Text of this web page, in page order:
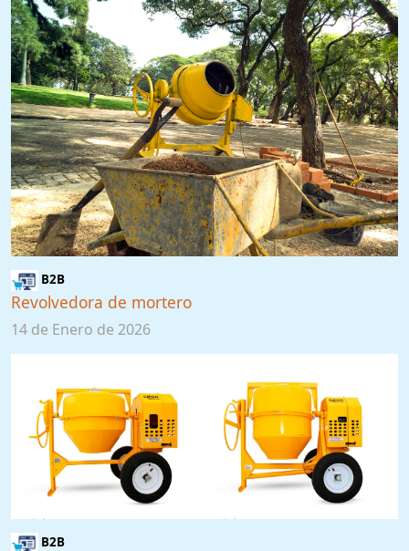
B2B
Revolvedora de mortero
14 de Enero de 2026
B2B